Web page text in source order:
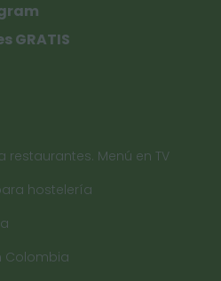
GRATIS
Menú en TV
hostelería
Colombia